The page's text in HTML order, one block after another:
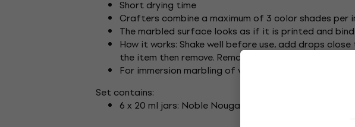
Short drying time
Crafters combine a maximum of 3 color shades
The marbled surface looks as if it is printed and
How it works: Shake well before use, add drops
the item then remove. Remove excess color from
For immersion marbling of wood, glass, plastic,
Set contains:
6 x 20 ml jars: Noble Nougat matt, Mademoiselle